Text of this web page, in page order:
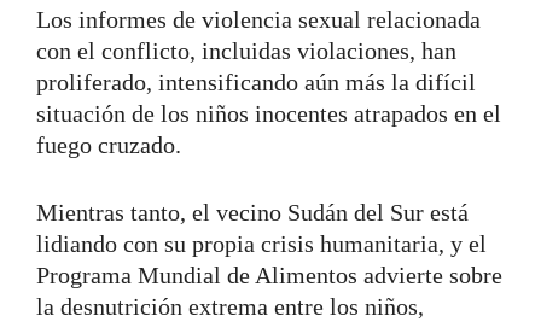
Los informes de violencia sexual relacionada
con el conflicto, incluidas violaciones, han
proliferado, intensificando aún más la difícil
situación de los niños inocentes atrapados en el
fuego cruzado.
Mientras tanto, el vecino Sudán del Sur está
lidiando con su propia crisis humanitaria, y el
Programa Mundial de Alimentos advierte sobre
la desnutrición extrema entre los niños,